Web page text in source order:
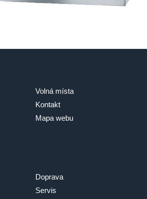
Volná místa
Kontakt
Mapa webu
Doprava
Servis